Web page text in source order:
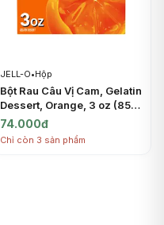
JELL-O•Hộp
Bột Rau Câu Vị Cam, Gelatin
Dessert, Orange, 3 oz (85g)
- JELL-O
74.000đ
Chỉ còn 3 sản phẩm